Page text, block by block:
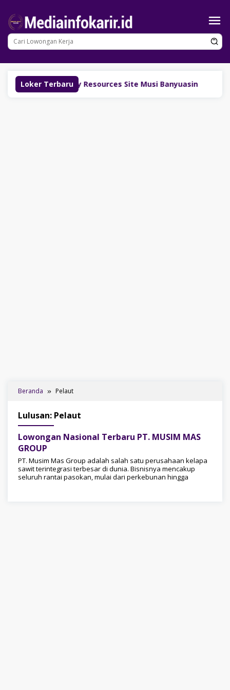
konten
Loker Terbaru
Tempirai Energy Resources Site Musi Banyuasin
Beranda Pelaut
Lulusan: Pelaut
Lowongan Nasional Terbaru PT. MUSIM MAS
GROUP
PT. Musim Mas Group adalah salah satu perusahaan kelapa
sawit terintegrasi terbesar di dunia. Bisnisnya mencakup
seluruh rantai pasokan, mulai dari perkebunan hingga